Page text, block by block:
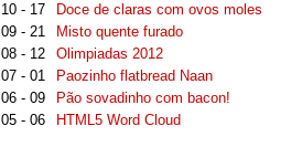
10 - 17
Doce de claras com ovos moles
09 - 21
Misto quente furado
08 - 12
Olimpiadas 2012
07 - 01
Paozinho flatbread Naan
06 - 09
Pão sovadinho com bacon!
05 - 06
HTML5 Word Cloud